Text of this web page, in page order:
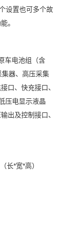
设置也可多个故
。
车电池组（含
器、高压采集
口、快充接口、
压电显示液晶
出及控制接口、
长*宽*高）